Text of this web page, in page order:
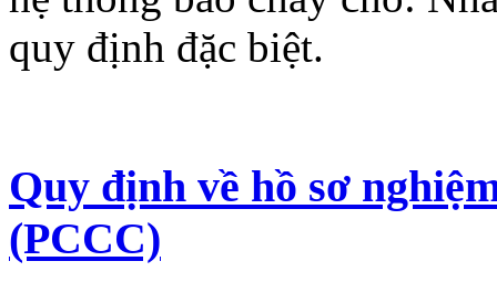
quy định đặc biệt.
Quy định về hồ sơ
(PCCC)